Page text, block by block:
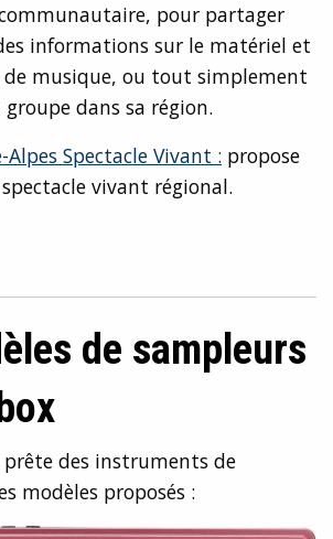
pour partager
informations sur le matériel et
musique, ou tout simplement
dans sa région.
Alpes Spectacle Vivant : propose
vivant régional.
de sampleurs
des instruments de
modèles proposés :